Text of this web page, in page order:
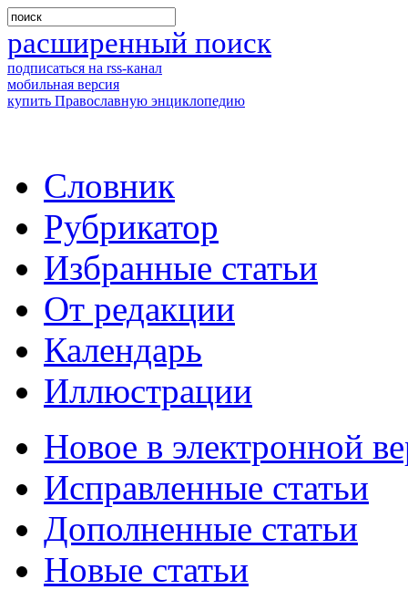
расширенный поиск
подписаться на rss-канал
мобильная версия
купить Православную энциклопедию
Словник
Рубрикатор
Избранные статьи
От редакции
Календарь
Иллюстрации
Новое в электронной
Исправленные статьи
Дополненные статьи
Новые статьи